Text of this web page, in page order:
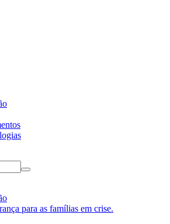
para as famílias em crise.